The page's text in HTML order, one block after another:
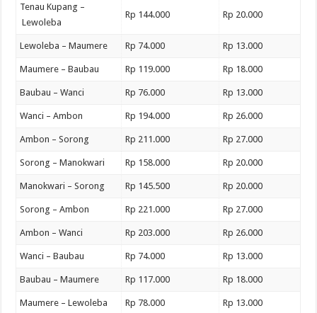
Tenau Kupang –
Lewoleba
Rp 144.000 Rp 20.000
Lewoleba – Maumere Rp 74.000 Rp 13.000
Maumere – Baubau Rp 119.000 Rp 18.000
Baubau – Wanci Rp 76.000 Rp 13.000
Wanci – Ambon Rp 194.000 Rp 26.000
Ambon – Sorong Rp 211.000 Rp 27.000
Sorong – Manokwari Rp 158.000 Rp 20.000
Manokwari – Sorong Rp 145.500 Rp 20.000
Sorong – Ambon Rp 221.000 Rp 27.000
Ambon – Wanci Rp 203.000 Rp 26.000
Wanci – Baubau Rp 74.000 Rp 13.000
Baubau – Maumere Rp 117.000 Rp 18.000
Maumere – Lewoleba Rp 78.000 Rp 13.000